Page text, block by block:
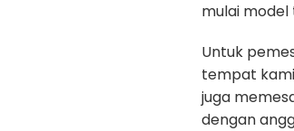
mulai model
Untuk
tempat
juga
dengan